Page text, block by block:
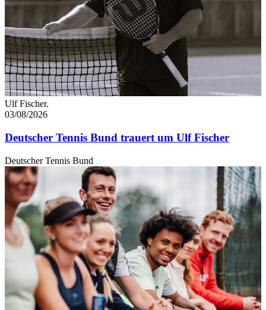
Ulf Fischer.
03/08/2026
Deutscher Tennis Bund trauert um Ulf Fischer
Deutscher Tennis Bund